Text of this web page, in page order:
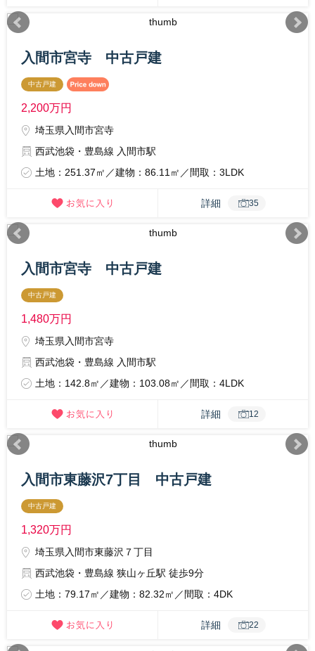
入間市宮寺 中古戸建
中古戸建
2,200万円
埼玉県入間市宮寺
西武池袋・豊島線 入間市駅
土地：251.37㎡／建物：86.11㎡／間取：3LDK
詳細 35
入間市宮寺 中古戸建
中古戸建
1,480万円
埼玉県入間市宮寺
西武池袋・豊島線 入間市駅
土地：142.8㎡／建物：103.08㎡／間取：4LDK
詳細 12
入間市東藤沢7丁目 中古戸建
中古戸建
1,320万円
埼玉県入間市東藤沢７丁目
西武池袋・豊島線 狭山ヶ丘駅 徒歩9分
土地：79.17㎡／建物：82.32㎡／間取：4DK
詳細 22